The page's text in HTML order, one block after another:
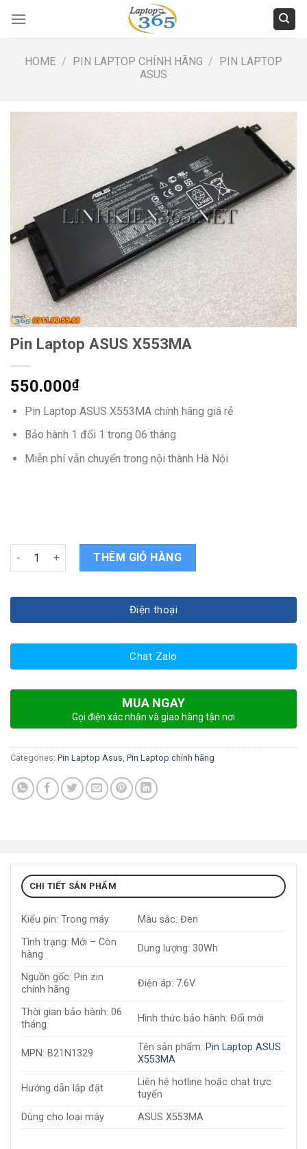
HOME / PIN LAPTOP CHÍNH HÃNG / PIN LAPTOP
ASUS
Pin Laptop ASUS X553MA
550.000₫
Pin Laptop ASUS X553MA chính hãng giá rẻ
Bảo hành 1 đổi 1 trong 06 tháng
Miễn phí vẫn chuyển trong nội thành Hà Nội
Pin Laptop ASUS X553MA quantity
THÊM GIỎ HÀNG
Điện thoại
Chat Zalo
MUA NGAY
Gọi điện xác nhận và giao hàng tận nơi
Categories: Pin Laptop Asus, Pin Laptop chính hãng
CHI TIẾT SẢN PHẨM
Kiểu pin: Trong máy
Màu sắc: Đen
Tình trạng: Mới – Còn
hàng
Dung lượng: 30Wh
Nguồn gốc: Pin zin
chính hãng
Điện áp: 7.6V
Thời gian bảo hành: 06
tháng
Hình thức bảo hành: Đổi mới
MPN: B21N1329
Tên sản phẩm: Pin Laptop ASUS
X553MA
Hướng dẫn lắp đặt
Liên hệ hotline hoặc chat trực
tuyến
Dùng cho loại máy
ASUS X553MA